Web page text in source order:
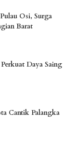
Osi, Surga
Barat
Daya Saing
Cantik Palangka